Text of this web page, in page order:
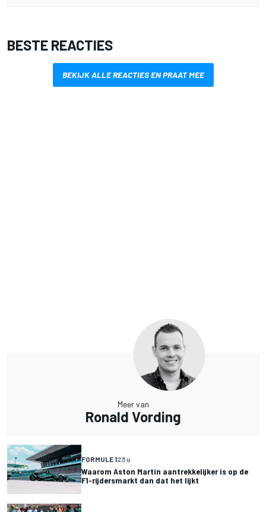
BESTE REACTIES
BEKIJK ALLE REACTIES EN PRAAT MEE
Meer van
Ronald Vording
FORMULE 123 u
Waarom Aston Martin aantrekkelijker is op de
F1-rijdersmarkt dan dat het lijkt